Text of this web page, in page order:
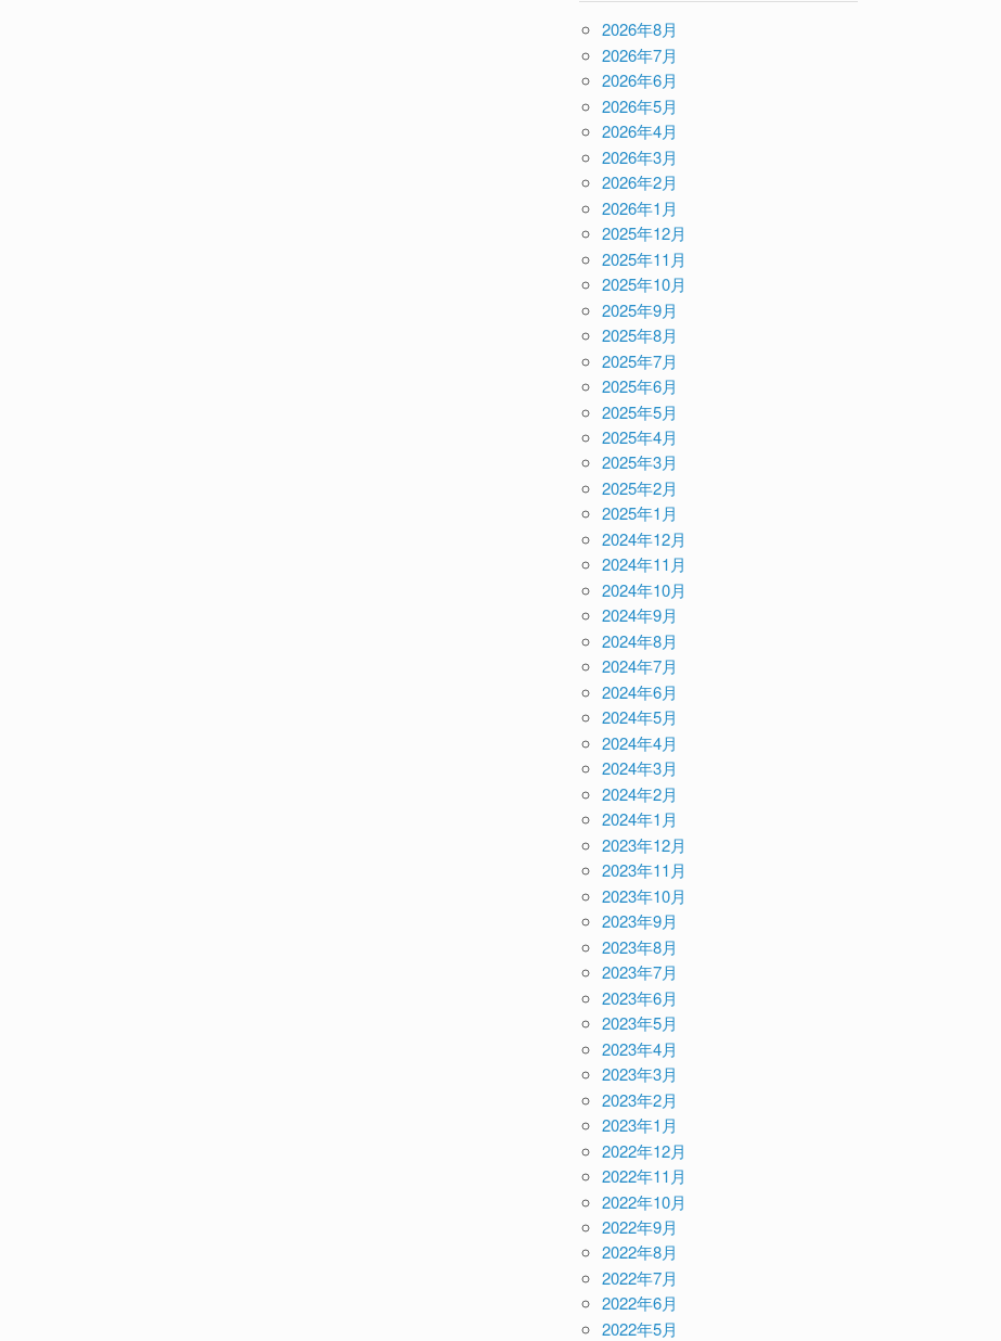
2026年8月
2026年7月
2026年6月
2026年5月
2026年4月
2026年3月
2026年2月
2026年1月
2025年12月
2025年11月
2025年10月
2025年9月
2025年8月
2025年7月
2025年6月
2025年5月
2025年4月
2025年3月
2025年2月
2025年1月
2024年12月
2024年11月
2024年10月
2024年9月
2024年8月
2024年7月
2024年6月
2024年5月
2024年4月
2024年3月
2024年2月
2024年1月
2023年12月
2023年11月
2023年10月
2023年9月
2023年8月
2023年7月
2023年6月
2023年5月
2023年4月
2023年3月
2023年2月
2023年1月
2022年12月
2022年11月
2022年10月
2022年9月
2022年8月
2022年7月
2022年6月
2022年5月